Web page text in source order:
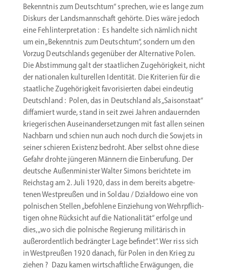
Bekenntnis zum Deutschtum“ sprechen, wie es lange zum
Diskurs der Lands­mann­schaft gehörte. Dies wäre jedoch
eine Fehlin­ter­pre­tation : Es handelte sich nämlich nicht
um ein „Bekenntnis zum Deutschtum“, sondern um den
Vorzug Deutsch­lands gegenüber der Alter­native Polen.
Die Abstimmung galt der staat­lichen Zugehö­rigkeit, nicht
der natio­nalen kultu­rellen Identität. Die Kriterien für die
staat­liche Zugehö­rigkeit favori­sierten dabei eindeutig
Deutschland : Polen, das in Deutschland als „Saison­staat“
diffa­miert wurde, stand in seit zwei Jahren andau­ernden
kriege­ri­schen Ausein­an­der­set­zungen mit fast allen seinen
Nachbarn und schien nun auch noch durch die Sowjets in
seiner schieren Existenz bedroht. Aber selbst ohne diese
Gefahr drohte jüngeren Männern die Einbe­rufung. Der
deutsche Außen­mi­nister Walter Simons berichtete im
Reichstag am 2. Juli 1920, dass in dem bereits abgetre­
tenen Westpreußen und in Soldau / Działdowo eine von
polni­schen Stellen „befohlene Einziehung von Wehrpflich­
tigen ohne Rücksicht auf die Natio­na­lität“ erfolge und
dies, „wo sich die polnische Regierung militä­risch in
außer­or­dentlich bedrängter Lage befindet“. Wer riss sich
in Westpreußen 1920 danach, für Polen in den Krieg zu
ziehen ? Dazu kamen wirtschaft­liche Erwägungen, die